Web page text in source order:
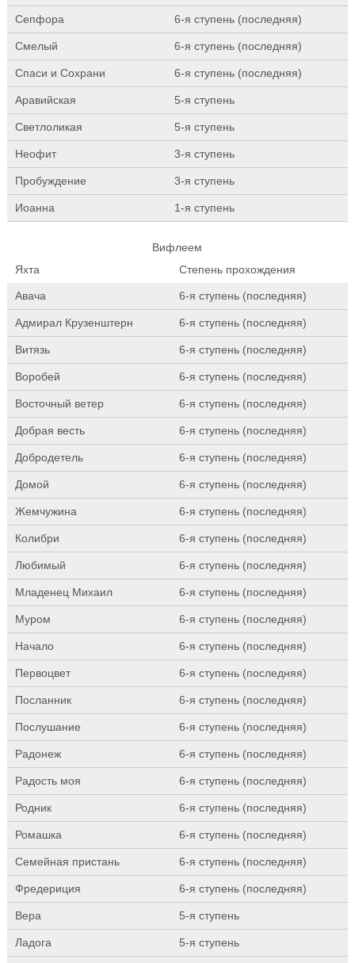
Сепфора 6-я ступень (последняя)
Смелый 6-я ступень (последняя)
Спаси и Сохрани 6-я ступень (последняя)
Аравийская 5-я ступень
Светлоликая 5-я ступень
Неофит 3-я ступень
Пробуждение 3-я ступень
Иоанна 1-я ступень
Вифлеем
Яхта
Степень прохождения
Авача 6-я ступень (последняя)
Адмирал Крузенштерн 6-я ступень (последняя)
Витязь 6-я ступень (последняя)
Воробей 6-я ступень (последняя)
Восточный ветер 6-я ступень (последняя)
Добрая весть 6-я ступень (последняя)
Добродетель 6-я ступень (последняя)
Домой 6-я ступень (последняя)
Жемчужина 6-я ступень (последняя)
Колибри 6-я ступень (последняя)
Любимый 6-я ступень (последняя)
Младенец Михаил 6-я ступень (последняя)
Муром 6-я ступень (последняя)
Начало 6-я ступень (последняя)
Первоцвет 6-я ступень (последняя)
Посланник 6-я ступень (последняя)
Послушание 6-я ступень (последняя)
Радонеж 6-я ступень (последняя)
Радость моя 6-я ступень (последняя)
Родник 6-я ступень (последняя)
Ромашка 6-я ступень (последняя)
Семейная пристань 6-я ступень (последняя)
Фредериция 6-я ступень (последняя)
Вера 5-я ступень
Ладога 5-я ступень